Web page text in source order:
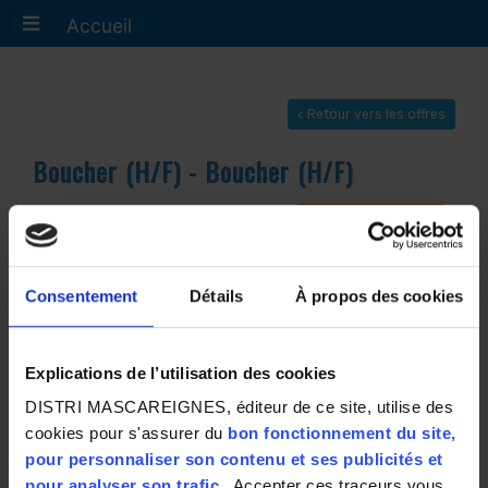
Consentement Détails À propos des cookies
Explications de l’utilisation des cookies
DISTRI MASCAREIGNES, éditeur de ce site, utilise des
cookies pour s'assurer du bon fonctionnement du site,
pour personnaliser son contenu et ses publicités et
Accueil
< Retour vers les offres
Boucher (H/F) - Boucher (H/F)
JE POSTULE
Niveau études : CAP / BEP
Niveau expérience :
Partager :